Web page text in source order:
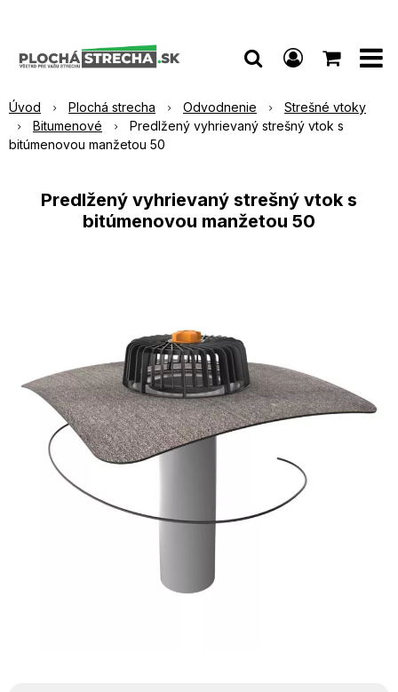
Úvod Plochá strecha Odvodnenie
Strešné vtoky
Bitumenové
Predlžený vyhrievaný strešný vtok s
bitúmenovou manžetou 50
Predlžený vyhrievaný strešný vtok s
bitúmenovou manžetou 50